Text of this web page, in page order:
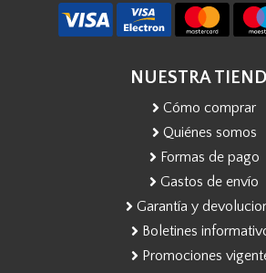
NUESTRA
Cómo comprar
Quiénes somos
Formas de pago
Gastos de envío
Garantía y
Boletines
Promociones